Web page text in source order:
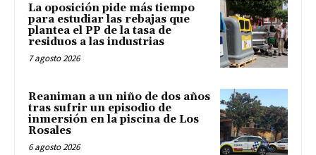
La oposición pide más tiempo
para estudiar las rebajas que
plantea el PP de la tasa de
residuos a las industrias
7 agosto 2026
Reaniman a un niño de dos años
tras sufrir un episodio de
inmersión en la piscina de Los
Rosales
6 agosto 2026